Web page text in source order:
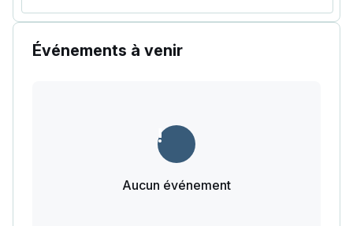
Événements à venir
Aucun événement